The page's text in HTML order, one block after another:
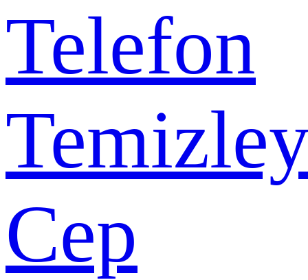
Telefon
Cep